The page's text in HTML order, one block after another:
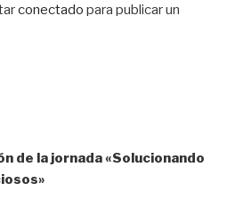
conectado para publicar un
de la jornada «Solucionando